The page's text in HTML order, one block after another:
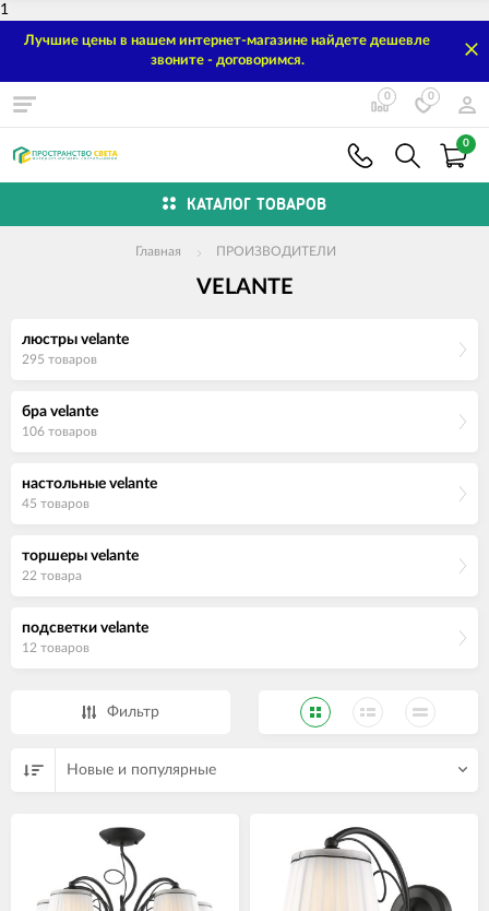
1
Лучшие цены в нашем интернет-магазине найдете дешевле
звоните - договоримся.
0 0
0
КАТАЛОГ ТОВАРОВ
Главная ПРОИЗВОДИТЕЛИ
VELANTE
люстры velante
295 товаров
бра velante
106 товаров
настольные velante
45 товаров
торшеры velante
22 товара
подсветки velante
12 товаров
Фильтр
Новые и популярные